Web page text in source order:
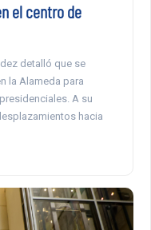
el centro de
detalló que se
la Alameda para
A su
hacia